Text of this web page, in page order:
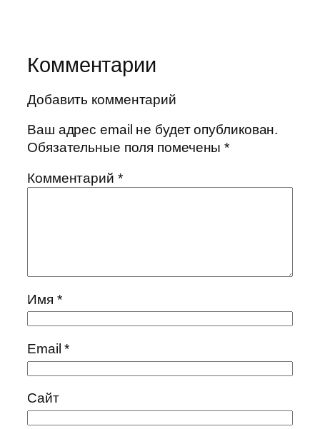
Комментарии
Добавить комментарий
Ваш адрес email не будет опубликован.
Обязательные поля помечены*
Комментарий *
Имя *
Email*
Сайт